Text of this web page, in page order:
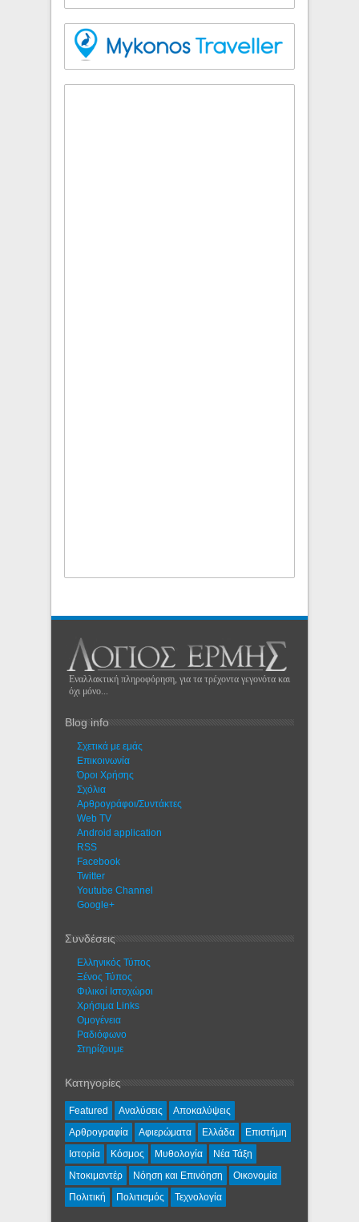
Εναλλακτική πληροφόρηση, για τα τρέχοντα γεγονότα και
όχι μόνο...
Blog info
Σχετικά με εμάς
Eπικοινωνία
Όροι Χρήσης
Σχόλια
Αρθρογράφοι/Συντάκτες
Web TV
Android application
RSS
Facebook
Twitter
Youtube Channel
Google+
Συνδέσεις
Ελληνικός Τύπος
Ξένος Τύπος
Φιλικοί Ιστοχώροι
Χρήσιμα Links
Ομογένεια
Ραδιόφωνο
Στηρίζουμε
Κατηγορίες
Featured Αναλύσεις
Αποκαλύψεις
Αρθρογραφία
Αφιερώματα Ελλάδα
Επιστήμη
Ιστορία
Κόσμος Μυθολογία
Νέα Τάξη
Ντοκιμαντέρ
Νόηση και Επινόηση
Οικονομία
Πολιτική
Πολιτισμός Τεχνολογία